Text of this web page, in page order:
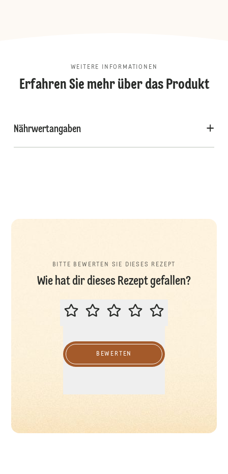
WEITERE INFORMATIONEN
Erfahren Sie mehr über das Produkt
Nährwertangaben
BITTE BEWERTEN SIE DIESES REZEPT
Wie hat dir dieses Rezept gefallen?
BITTE BEWERTEN SIE DIESES
BEWERTEN